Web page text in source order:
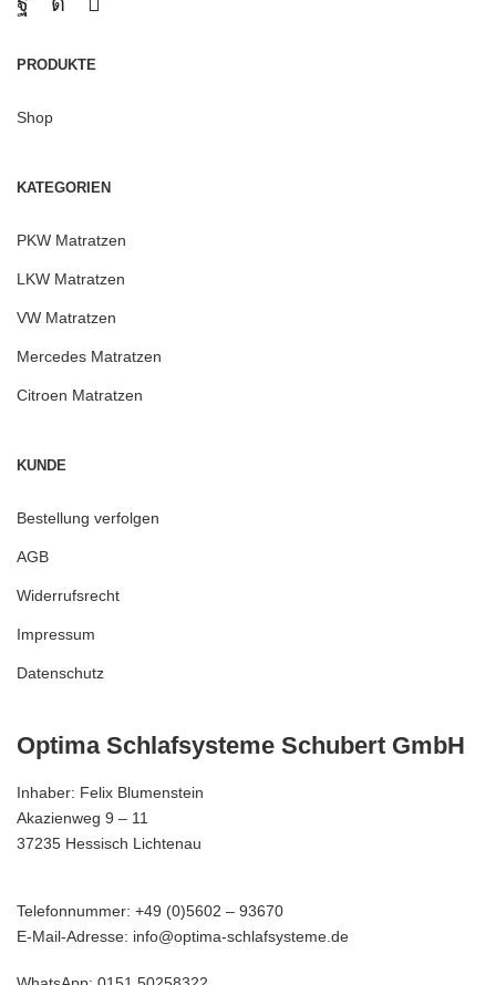
PRODUKTE
Shop
KATEGORIEN
PKW Matratzen
LKW Matratzen
VW Matratzen
Mercedes Matratzen
Citroen Matratzen
KUNDE
Bestellung verfolgen
AGB
Widerrufsrecht
Impressum
Datenschutz
Optima Schlafsysteme Schubert GmbH
Inhaber: Felix Blumenstein
Akazienweg 9 – 11
37235 Hessisch Lichtenau
Telefonnummer: +49 (0)5602 – 93670
E-Mail-Adresse: info@optima-schlafsysteme.de